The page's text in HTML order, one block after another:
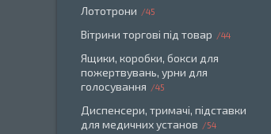
Лототрони 45
Вітрини торгові під товар 44
Ящики, коробки, бокси для
пожертвувань, урни для
голосування
45
Диспенсери, тримачі, підставки
для медичних установ
54